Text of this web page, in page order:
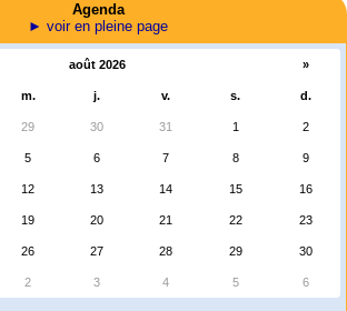
Agenda
► voir en pleine page
août 2026 »
m. j. v. s. d.
29 30 31 1 2
5 6 7 8 9
12 13 14 15 16
19 20 21 22 23
26 27 28 29 30
2 3 4 5 6